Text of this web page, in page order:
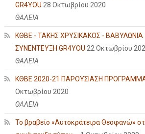
GR4YOU 28 Οκτωβρίου 2020
ΘΑΛΕΙΑ
ΚΘΒΕ - ΤΑΚΗΣ ΧΡΥΣΙΚΑΚΟΣ -
ΣΥΝΕΝΤΕΥΞΗ GR4YOU 22 Οκτωβρίου
ΘΑΛΕΙΑ
ΚΘΒΕ 2020-21 ΠΑΡΟΥΣΙΑΣΗ
Οκτωβρίου 2020
ΘΑΛΕΙΑ
Το βραβείο «Αυτοκράτειρα Θεοφανώ»